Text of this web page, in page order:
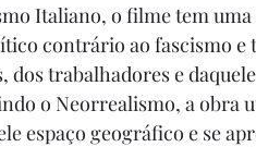
Italiano, o filme tem
contrário ao fascismo e
dos trabalhadores e
o Neorrealismo, a obra
espaço geográfico e se